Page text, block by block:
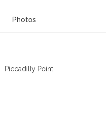
Photos
Piccadilly Point